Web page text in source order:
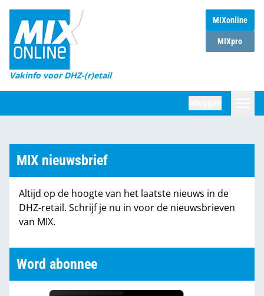
MIXonline
MIXpro
Vakinfo voor DHZ-(r)etail
Home
Magazines
DHZ Sessie
Marktcijfers
Partners
MIX nieuwsbrief
Altijd op de hoogte van het laatste nieuws in de
DHZ-retail. Schrijf je nu in voor de nieuwsbrieven
van MIX.
Word abonnee